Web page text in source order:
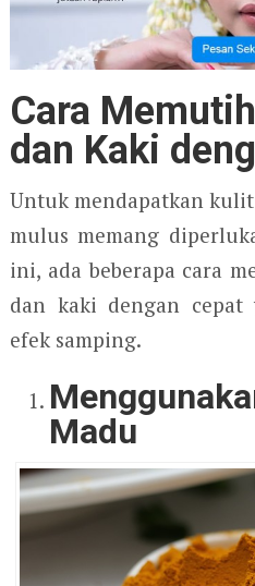
Cara
dan Kaki
Untuk mendapatkan
mulus memang
ini, ada beberapa cara
dan kaki dengan cepat
efek samping.
Madu